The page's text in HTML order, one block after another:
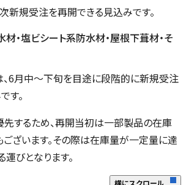
新規受注を再開できる見込みです。
材・塩ビシート系防水材・屋根下葺材・そ
6月中～下旬を目途に段階的に新規受注
す。
するため、再開当初は一部製品の在庫
ざいます。その際は在庫量が一定量に達
びとなります。
横にスクロール